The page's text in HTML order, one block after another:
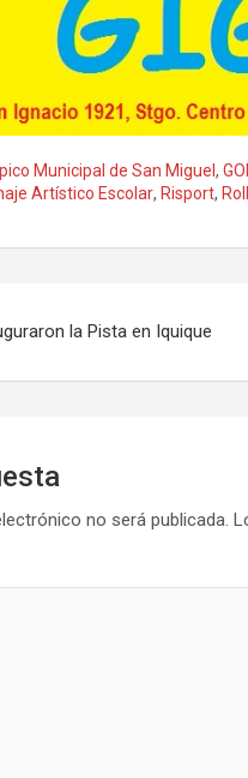
Municipal de San Miguel ,
Artístico Escolar, Risport,
la Pista en Iquique
no será publicada.